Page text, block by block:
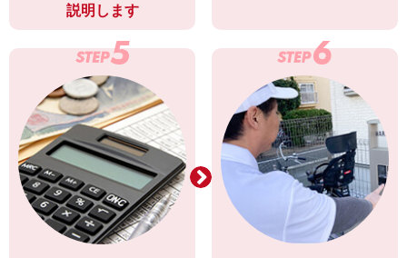
説明します